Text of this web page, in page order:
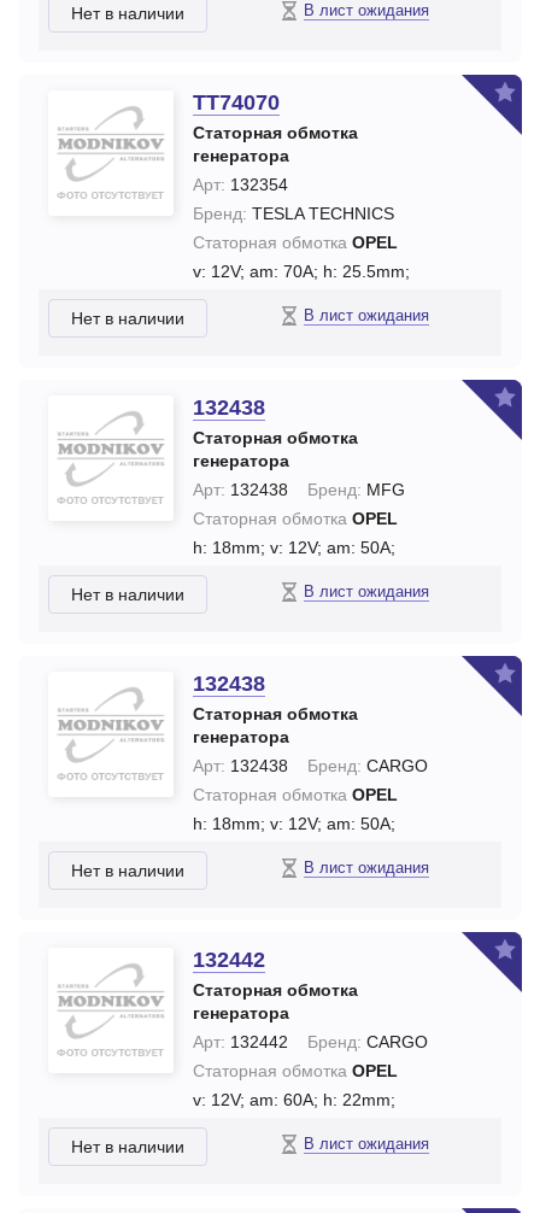
Нет в наличии В лист ожидания
TT74070
Статорная обмотка
генератора
Арт: 132354
Бренд: TESLA TECHNICS
Статорная обмотка OPEL
v: 12V; am: 70A; h: 25.5mm;
Нет в наличии В лист ожидания
132438
Статорная обмотка
генератора
Арт: 132438 Бренд: MFG
Статорная обмотка OPEL
h: 18mm; v: 12V; am: 50A;
Нет в наличии В лист ожидания
132438
Статорная обмотка
генератора
Арт: 132438 Бренд: CARGO
Статорная обмотка OPEL
h: 18mm; v: 12V; am: 50A;
Нет в наличии В лист ожидания
132442
Статорная обмотка
генератора
Арт: 132442 Бренд: CARGO
Статорная обмотка OPEL
v: 12V; am: 60A; h: 22mm;
Нет в наличии В лист ожидания